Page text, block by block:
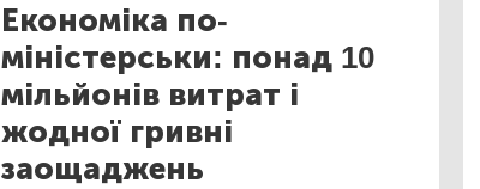
Економіка по-
міністерськи: понад 10
мільйонів витрат і
жодної гривні
заощаджень